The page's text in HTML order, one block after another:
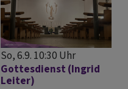
So, 6.9. 10:30 Uhr
Gottesdienst (Ingrid
Leiter)